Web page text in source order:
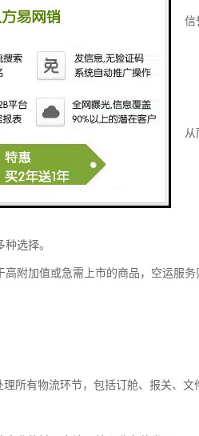
其在全球竞争中赢得宝贵的时间与信
保障等多个环节。
的地的全程顺畅。
物特性以及欧洲各国的进口法规，
选择。
附加值或急需上市的商品，空运服
所有物流环节，包括订舱、报关、文